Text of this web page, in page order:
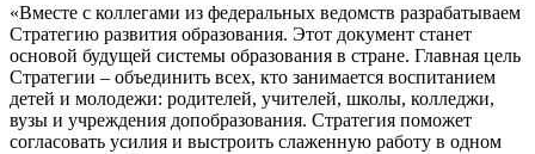
«Вместе с коллегами из федеральных ведомств разрабатываем
Стратегию развития образования. Этот документ станет
основой будущей системы образования в стране. Главная цель
Стратегии – объединить всех, кто занимается воспитанием
детей и молодежи: родителей, учителей, школы, колледжи,
вузы и учреждения допобразования. Стратегия поможет
согласовать усилия и выстроить слаженную работу в одном